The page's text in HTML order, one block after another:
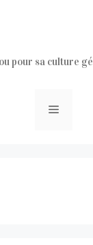
pour sa culture
Menu